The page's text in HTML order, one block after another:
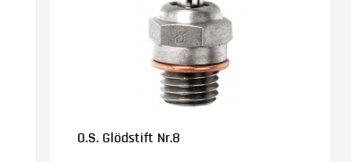
O.S. Glödstift Nr.8